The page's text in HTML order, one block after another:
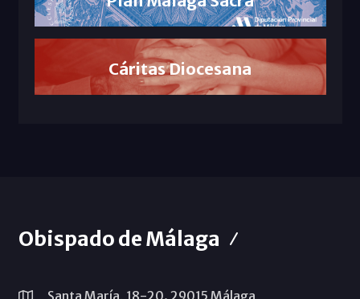
Cáritas Diocesana
Obispado de Málaga
Santa María, 18-20. 29015 Málaga